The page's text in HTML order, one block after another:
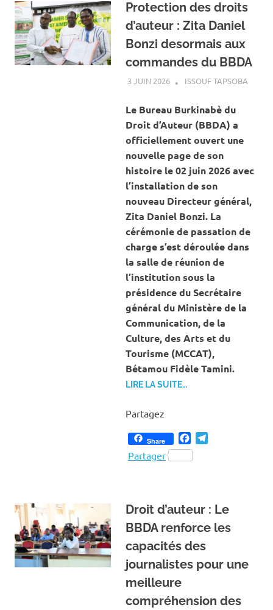
Protection des droits
d’auteur : Zita Daniel
Bonzi desormais aux
commandes du BBDA
3 JUIN 2026 ISSOUF TAPSOBAA LA
Le Bureau Burkinabè du
Droit d’Auteur (BBDA) a
officiellement ouvert une
nouvelle page de son
histoire le 02 juin 2026 avec
l’installation de son
nouveau Directeur général,
Zita Daniel Bonzi. La
cérémonie de passation de
charge s’est déroulée dans
la salle de réunion de
l’institution sous la
présidence du Secrétaire
général du Ministère de la
Communication, de la
Culture, des Arts et du
Tourisme (MCCAT),
Bétamou Fidèle Tamini.
LIRE LA SUITE…
Partagez
Share Facebook
Partager
Droit d’auteur : Le
BBDA renforce les
capacités des
journalistes pour une
meilleure
compréhension des